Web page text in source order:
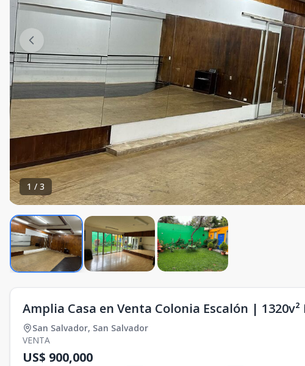
1 / 3
Amplia Casa en Venta Colonia Escalón |
San Salvador, San Salvador
VENTA
US$ 900,000